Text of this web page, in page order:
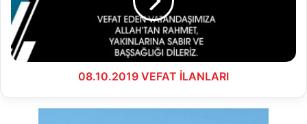
08.10.2019 VEFAT İLANLARI